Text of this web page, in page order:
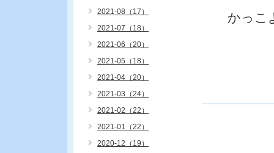
かっこよ
2021-08（17）
2021-07（18）
2021-06（20）
2021-05（18）
2021-04（20）
2021-03（24）
2021-02（22）
2021-01（22）
2020-12（19）